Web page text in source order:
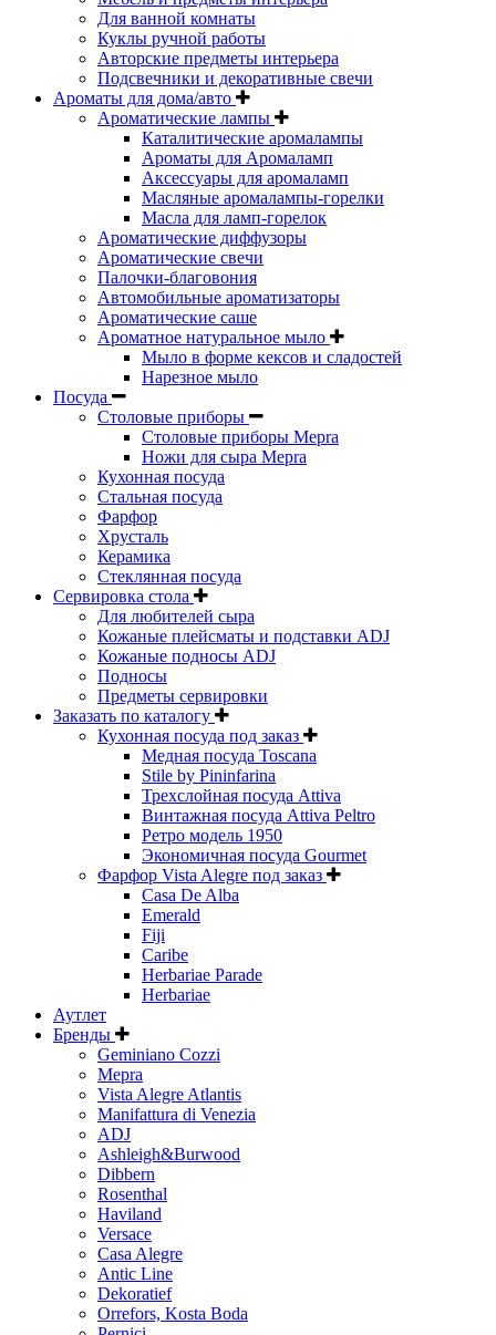
Для ванной комнаты
Куклы ручной работы
Авторские предметы интерьера
Подсвечники и декоративные свечи
Ароматы для дома/авто
Ароматические лампы
Каталитические аромалампы
Ароматы для Аромаламп
Аксессуары для аромаламп
Масляные аромалампы-горелки
Масла для ламп-горелок
Ароматические диффузоры
Ароматические свечи
Палочки-благовония
Автомобильные ароматизаторы
Ароматические саше
Ароматное натуральное мыло
Мыло в форме кексов и сладостей
Нарезное мыло
Посуда
Столовые приборы
Столовые приборы Mepra
Ножи для сыра Mepra
Кухонная посуда
Стальная посуда
Фарфор
Хрусталь
Керамика
Стеклянная посуда
Сервировка стола
Для любителей сыра
Кожаные плейсматы и подставки ADJ
Кожаные подносы ADJ
Подносы
Предметы сервировки
Заказать по каталогу
Кухонная посуда под заказ
Медная посуда Toscana
Stile by Pininfarina
Трехслойная посуда Attiva
Винтажная посуда Attiva Peltro
Ретро модель 1950
Экономичная посуда Gourmet
Фарфор Vista Alegre под заказ
Casa De Alba
Emerald
Fiji
Caribe
Herbariae Parade
Herbariae
Аутлет
Бренды
Geminiano Cozzi
Mepra
Vista Alegre Atlantis
Manifattura di Venezia
ADJ
Ashleigh&Burwood
Dibbern
Rosenthal
Haviland
Versace
Casa Alegre
Antic Line
Dekoratief
Orrefors, Kosta Boda